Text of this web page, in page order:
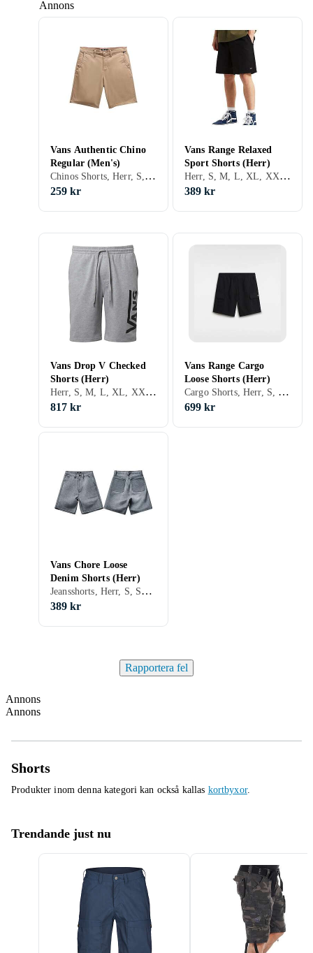
Annons
Vans Authentic Chino
Regular (Men's)
Chinos Shorts, Herr, S, M, Svart, Grå, Brun, Beige
259 kr
Vans Range Relaxed
Sport Shorts (Herr)
Herr, S, M, L, XL, XXL, XS, Svart, Brun, Blå, Grön, Beige
389 kr
Vans Drop V Checked
Shorts (Herr)
Herr, S, M, L, XL, XXL, Svart, Grå
817 kr
Vans Range Cargo
Loose Shorts (Herr)
Cargo Shorts, Herr, S, M, L, XL, XS, Svart, Brun
699 kr
Vans Chore Loose
Denim Shorts (Herr)
Jeansshorts, Herr, S, Svart, Blå
389 kr
Rapportera fel
Annons
Annons
Shorts
Produkter inom denna kategori kan också kallas kortbyxor.
Trendande just nu